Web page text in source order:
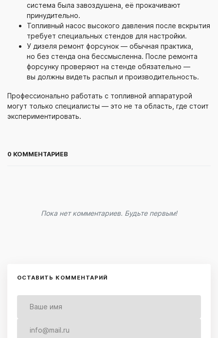
система была завоздушена, её прокачивают
принудительно.
Топливный насос высокого давления после вскрытия
требует специальных стендов для настройки.
У дизеля ремонт форсунок — обычная практика,
но без стенда она бессмысленна. После ремонта
форсунку проверяют на стенде обязательно —
вы должны видеть распыл и производительность.
Профессионально работать с топливной аппаратурой
могут только специалисты — это не та область, где стоит
экспериментировать.
0 КОММЕНТАРИЕВ
Пока нет комментариев. Будьте первым!
ОСТАВИТЬ КОММЕНТАРИЙ